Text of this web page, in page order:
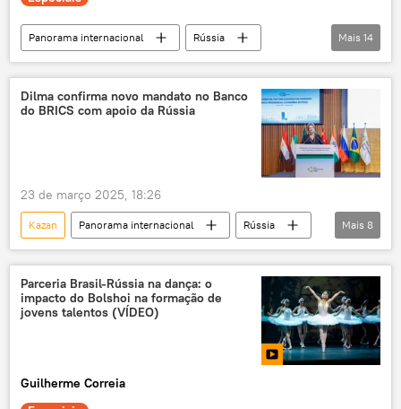
moedas nacionais
desdolarização
sanções
relações bilaterais
Panorama internacional
Rússia
Economia
Vladimir Putin
Dilma Rousseff
Brasil
Federação da Rússia
BRICS
eleição
Ásia e Oceania
Luiz Inácio Lula da Silva
investimento
infraestrutura
exclusiva
Mais 14
Dilma confirma novo mandato no Banco
do BRICS com apoio da Rússia
23 de março 2025, 18:26
Kazan Panorama internacional
Rússia
Vladimir Putin
Dilma Rousseff
Luiz Inácio Lula da Silva
Pequim
Federação da Rússia
Mais 8
Parceria Brasil-Rússia na dança: o
impacto do Bolshoi na formação de
jovens talentos (VÍDEO)
Guilherme Correia